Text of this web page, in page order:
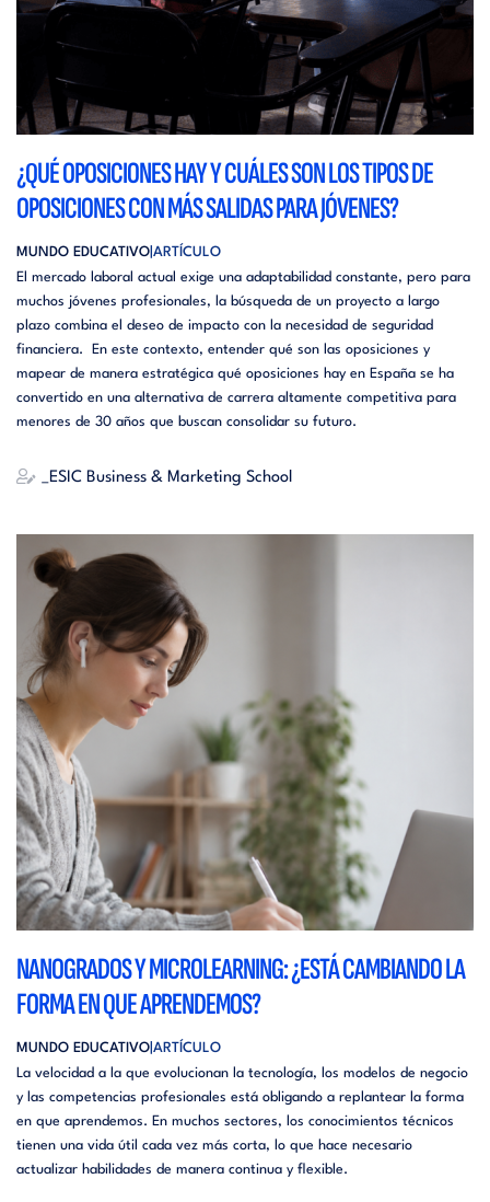
¿QUÉ OPOSICIONES HAY Y CUÁLES SON LOS TIPOS DE
OPOSICIONES CON MÁS SALIDAS PARA JÓVENES?
MUNDO EDUCATIVO ARTÍCULO
El mercado laboral actual exige una adaptabilidad constante, pero para
muchos jóvenes profesionales, la búsqueda de un proyecto a largo
plazo combina el deseo de impacto con la necesidad de seguridad
financiera. En este contexto, entender qué son las oposiciones y
mapear de manera estratégica qué oposiciones hay en España se ha
convertido en una alternativa de carrera altamente competitiva para
menores de 30 años que buscan consolidar su futuro.
_ESIC Business & Marketing School
NANOGRADOS Y MICROLEARNING: ¿ESTÁ CAMBIANDO LA
FORMA EN QUE APRENDEMOS?
MUNDO EDUCATIVO ARTÍCULO
La velocidad a la que evolucionan la tecnología, los modelos de negocio
y las competencias profesionales está obligando a replantear la forma
en que aprendemos. En muchos sectores, los conocimientos técnicos
tienen una vida útil cada vez más corta, lo que hace necesario
actualizar habilidades de manera continua y flexible.